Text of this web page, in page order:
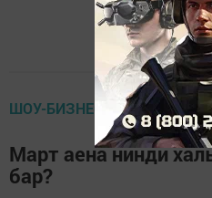
ШОУ-БИЗНЕС
Март аена нинди
бар?